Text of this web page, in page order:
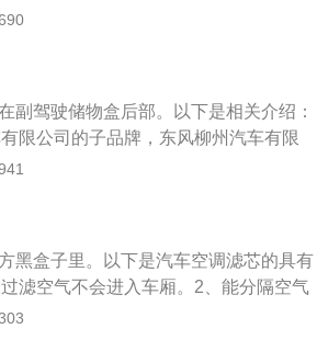
不平，车辆长时间在低挡位的状态行
关闭或经常长时间点火则油耗会增
副驾驶储物盒后部。以下是相关介绍：
限公司的子品牌，东风柳州汽车有限
和轻型乘用汽车生产基地，是国家大
粒等固体杂质;能吸附空气中,水份、
等；有强力和持久地吸附水分。
黑盒子里。以下是汽车空调滤芯的具有
滤空气不会进入车厢。2、能分隔空气
能吸附空气中水份、煤烟、臭氧、异